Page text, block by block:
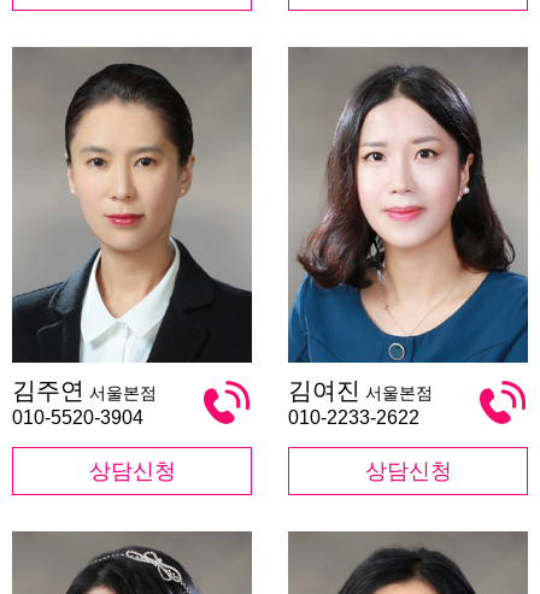
주
연
김주연 서울본점
010-5520-3904
상담신청
여
진
김여진 서울본점
010-2233-2622
상담신청